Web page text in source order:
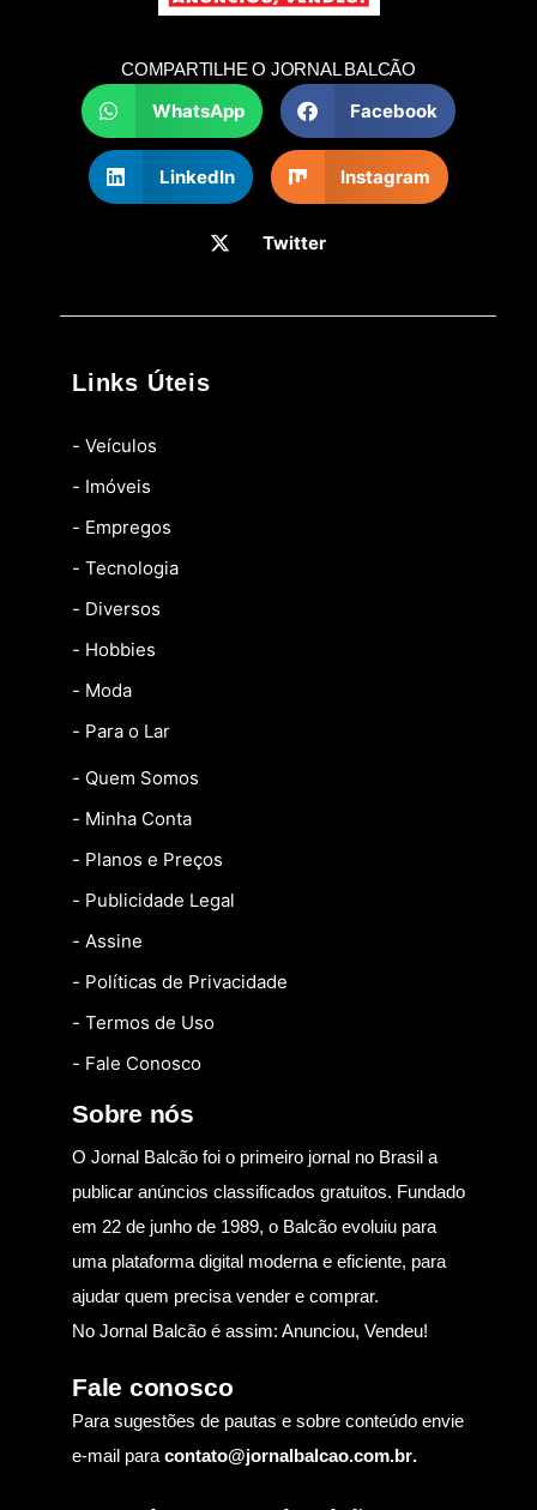
COMPARTILHE O JORNAL BALCÃO
WhatsApp Facebook
LinkedIn Instagram
Twitter
Links Úteis
- Veículos
- Imóveis
- Empregos
- Tecnologia
- Diversos
- Hobbies
- Moda
- Para o Lar
- Quem Somos
- Minha Conta
- Planos e Preços
- Publicidade Legal
- Assine
- Políticas de Privacidade
- Termos de Uso
- Fale Conosco
Sobre nós
O Jornal Balcão foi o primeiro jornal no Brasil a
publicar anúncios classificados gratuitos. Fundado
em 22 de junho de 1989, o Balcão evoluiu para
uma plataforma digital moderna e eficiente, para
ajudar quem precisa vender e comprar.
No Jornal Balcão é assim: Anunciou, Vendeu!
Fale conosco
Para sugestões de pautas e sobre conteúdo envie
e-mail para contato@jornalbalcao.com.br.